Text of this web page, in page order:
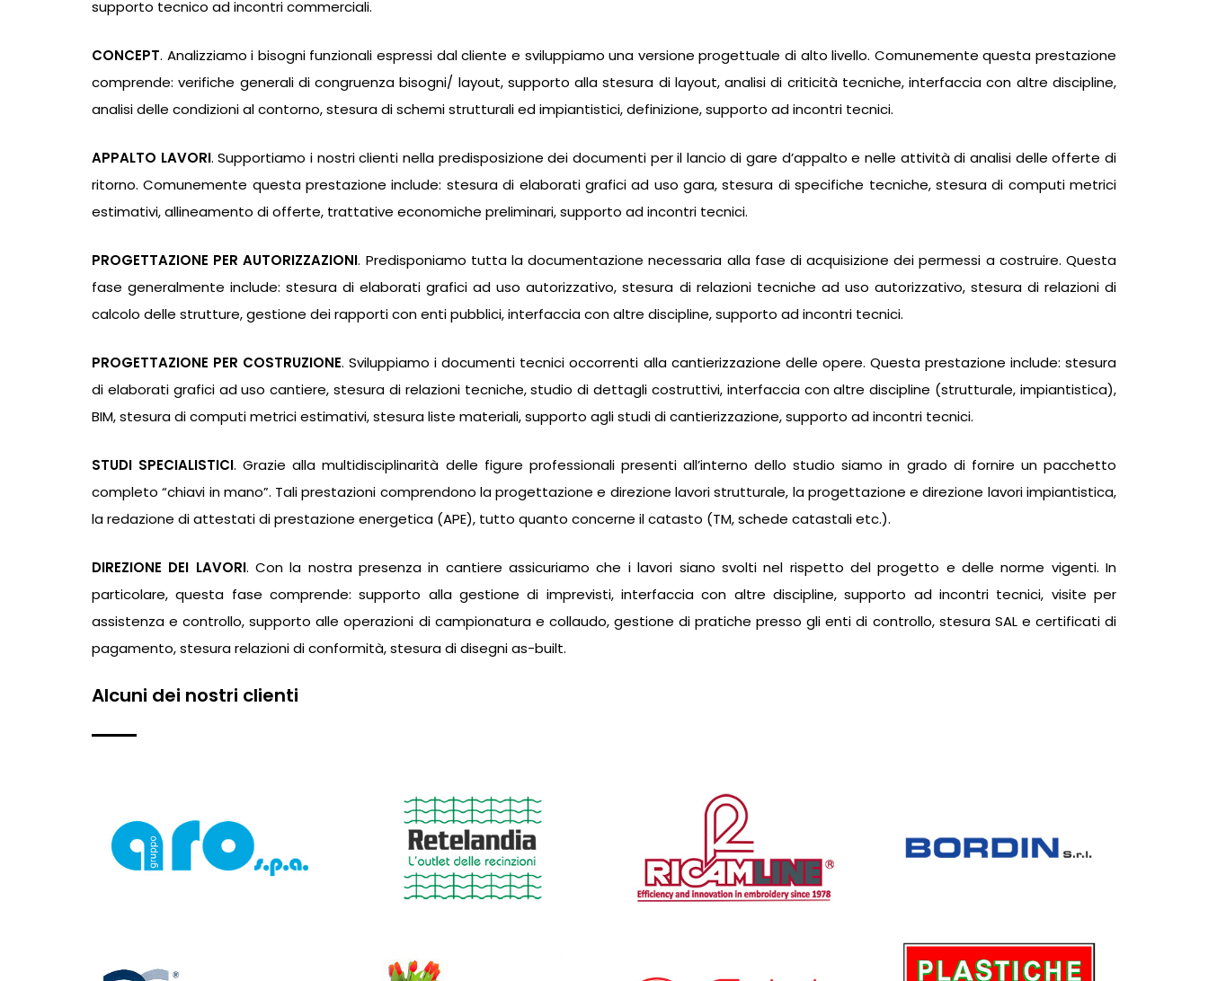
supporto tecnico ad incontri commerciali.
CONCEPT. Analizziamo i bisogni funzionali espressi dal cliente e sviluppiamo una versione progettuale di alto livello. Comunemente questa prestazione
comprende: verifiche generali di congruenza bisogni/ layout, supporto alla stesura di layout, analisi di criticità tecniche, interfaccia con altre discipline,
analisi delle condizioni al contorno, stesura di schemi strutturali ed impiantistici, definizione, supporto ad incontri tecnici.
APPALTO LAVORI. Supportiamo i nostri clienti nella predisposizione dei documenti per il lancio di gare d’appalto e nelle attività di analisi delle offerte di
ritorno. Comunemente questa prestazione include: stesura di elaborati grafici ad uso gara, stesura di specifiche tecniche, stesura di computi metrici
estimativi, allineamento di offerte, trattative economiche preliminari, supporto ad incontri tecnici.
PROGETTAZIONE PER AUTORIZZAZIONI. Predisponiamo tutta la documentazione necessaria alla fase di acquisizione dei permessi a costruire. Questa
fase generalmente include: stesura di elaborati grafici ad uso autorizzativo, stesura di relazioni tecniche ad uso autorizzativo, stesura di relazioni di
calcolo delle strutture, gestione dei rapporti con enti pubblici, interfaccia con altre discipline, supporto ad incontri tecnici.
PROGETTAZIONE PER COSTRUZIONE. Sviluppiamo i documenti tecnici occorrenti alla cantierizzazione delle opere. Questa prestazione include: stesura
di elaborati grafici ad uso cantiere, stesura di relazioni tecniche, studio di dettagli costruttivi, interfaccia con altre discipline (strutturale, impiantistica),
BIM, stesura di computi metrici estimativi, stesura liste materiali, supporto agli studi di cantierizzazione, supporto ad incontri tecnici.
STUDI SPECIALISTICI. Grazie alla multidisciplinarità delle figure professionali presenti all’interno dello studio siamo in grado di fornire un pacchetto
completo “chiavi in mano”. Tali prestazioni comprendono la progettazione e direzione lavori strutturale, la progettazione e direzione lavori impiantistica,
la redazione di attestati di prestazione energetica (APE), tutto quanto concerne il catasto (TM, schede catastali etc.).
DIREZIONE DEI LAVORI. Con la nostra presenza in cantiere assicuriamo che i lavori siano svolti nel rispetto del progetto e delle norme vigenti. In
particolare, questa fase comprende: supporto alla gestione di imprevisti, interfaccia con altre discipline, supporto ad incontri tecnici, visite per
assistenza e controllo, supporto alle operazioni di campionatura e collaudo, gestione di pratiche presso gli enti di controllo, stesura SAL e certificati di
pagamento, stesura relazioni di conformità, stesura di disegni as-built.
Alcuni dei nostri clienti